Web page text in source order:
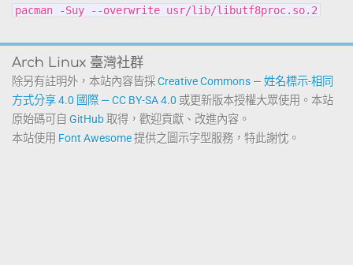
pacman -Suy --overwrite usr/lib/libutf8proc.so.2
Arch Linux 臺灣社群
除另有註明外，本站內容皆採Creative Commons — 姓名標示-相同
方式分享 4.0 國際 — CC BY-SA 4.0 或更新版本授權大眾使用。本站
原始碼可自 GitHub取得，歡迎貢獻、改進內容。
本站使用 Font Awesome提供之圖示字型服務，特此謝忱。